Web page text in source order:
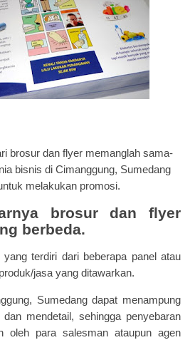
brosur dan flyer memanglah sama-
bisnis di Cimanggung, Sumedang
melakukan promosi.
brosur dan flyer
berbeda.
terdiri dari beberapa panel atau
jasa yang ditawarkan.
Sumedang dapat menampung
mendetail, sehingga penyebaran
oleh para salesman ataupun agen